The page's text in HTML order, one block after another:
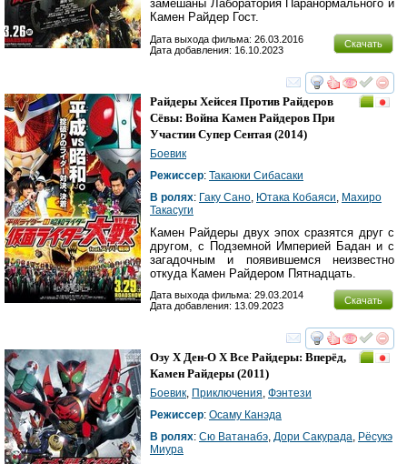
замешаны Лаборатория Паранормального и
Камен Райдер Гост.
Скачать
Дата выхода фильма: 26.03.2016
Дата добавления: 16.10.2023
смотреть
Райдеры Хейсея Против Райдеров
Сёвы: Война Камен Райдеров При
Участии Супер Сентая (2014)
Боевик
Режиссер: Такаюки Сибасаки
В ролях: Гаку Сано Ютака Кобаяси Махиро
Такасуги
Камен Райдеры двух эпох сразятся друг с
другом, с Подземной Империей Бадан и с
загадочным и появившемся неизвестно
откуда Камен Райдером Пятнадцать.
Скачать
Дата выхода фильма: 29.03.2014
Дата добавления: 13.09.2023
смотреть
Озу X Ден-О Х Все Райдеры: Вперёд,
Камен Райдеры (2011)
Боевик, Приключения, Фэнтези
Режиссер: Осаму Канэда
В ролях: Сю Ватанабэ, Дори Сакурада, Рёсукэ
Миура